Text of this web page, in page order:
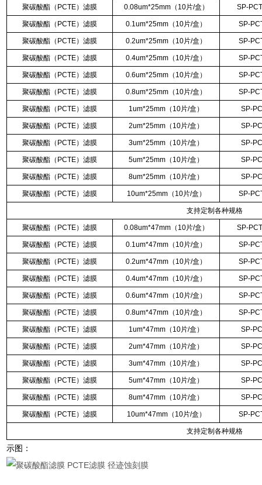
聚碳酸酯（ PCTE）滤膜 0.08um*25mm（ 10片/盒） SP-
聚碳酸酯（ PCTE）滤膜 0.1um*25mm （ 10片/盒） SP-
聚碳酸酯（ PCTE）滤膜 0.2um*25mm （ 10片/盒） SP-
聚碳酸酯（ PCTE）滤膜 0.4um*25mm （ 10片/盒） SP-
聚碳酸酯（ PCTE）滤膜 0.6um*25mm （ 10片/盒） SP-
聚碳酸酯（ PCTE）滤膜 0.8um*25mm （ 10片/盒） SP-
聚碳酸酯（ PCTE）滤膜 1um*25mm （ 10片/盒） SP-
聚碳酸酯（ PCTE）滤膜 2um*25mm （ 10片/盒） SP-
聚碳酸酯（ PCTE）滤膜 3um*25mm （ 10片/盒） SP-
聚碳酸酯（ PCTE）滤膜 5um*25mm （ 10片/盒） SP-
聚碳酸酯（ PCTE）滤膜 8um*25mm （ 10片/盒） SP-
聚碳酸酯（ PCTE）滤膜 10um*25mm（ 10片/盒） SP-
支持定制各种规格
聚碳酸酯（ PCTE）滤膜 0.08um*47mm（ 10片/盒） SP-
聚碳酸酯（ PCTE）滤膜 0.1um*47mm （ 10片/盒） SP-
聚碳酸酯（ PCTE）滤膜 0.2um*47mm （ 10片/盒） SP-
聚碳酸酯（ PCTE）滤膜 0.4um*47mm （ 10片/盒） SP-
聚碳酸酯（ PCTE）滤膜 0.6um*47mm （ 10片/盒） SP-
聚碳酸酯（ PCTE）滤膜 0.8um*47mm （ 10片/盒） SP-
聚碳酸酯（ PCTE）滤膜 1um*47mm （ 10片/盒） SP-
聚碳酸酯（ PCTE）滤膜 2um*47mm （ 10片/盒） SP-
聚碳酸酯（ PCTE）滤膜 3um*47mm （ 10片/盒） SP-
聚碳酸酯（ PCTE）滤膜 5um*47mm （ 10片/盒） SP-
聚碳酸酯（ PCTE）滤膜 8um*47mm （ 10片/盒） SP-
聚碳酸酯（ PCTE）滤膜 10um*47mm（ 10片/盒） SP-
支持定制各种规格
示图：